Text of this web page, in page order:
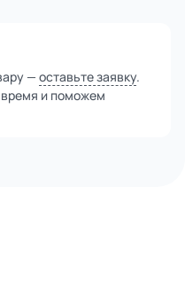
— оставьте заявку.
и поможем